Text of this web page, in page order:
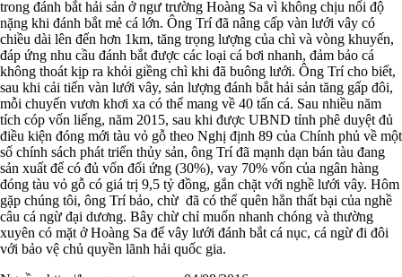
trong đánh bắt hải sản ở ngư trường Hoàng Sa vì không chịu nổi độ
nặng khi đánh bắt mẻ cá lớn. Ông Trí đã nâng cấp vàn lưới vây có
chiều dài lên đến hơn 1km, tăng trọng lượng của chì và vòng khuyến,
đáp ứng nhu cầu đánh bắt được các loại cá bơi nhanh, đảm bảo cá
không thoát kịp ra khỏi giềng chì khi đã buông lưới. Ông Trí cho biết,
sau khi cải tiến vàn lưới vây, sản lượng đánh bắt hải sản tăng gấp đôi,
mỗi chuyến vươn khơi xa có thể mang về 40 tấn cá. Sau nhiều năm
tích cóp vốn liếng, năm 2015, sau khi được UBND tỉnh phê duyệt đủ
điều kiện đóng mới tàu vỏ gỗ theo Nghị định 89 của Chính phủ về một
số chính sách phát triển thủy sản, ông Trí đã mạnh dạn bán tàu đang
sản xuất để có đủ vốn đối ứng (30%), vay 70% vốn của ngân hàng
đóng tàu vỏ gỗ có giá trị 9,5 tỷ đồng, gắn chặt với nghề lưới vây. Hôm
gặp chúng tôi, ông Trí bảo, chừ đã có thể quên hẳn thất bại của nghề
câu cá ngừ đại dương. Bây chừ chỉ muốn nhanh chóng và thường
xuyên có mặt ở Hoàng Sa để vây lưới đánh bắt cá nục, cá ngừ đi đôi
với bảo vệ chủ quyền lãnh hải quốc gia.